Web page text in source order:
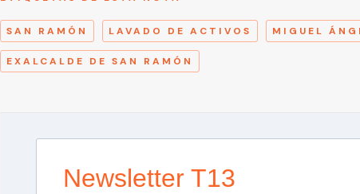
SAN RAMÓN LAVADO DE ACTIVOS MIGUEL
EXALCALDE DE SAN RAMÓN
Newsletter T13